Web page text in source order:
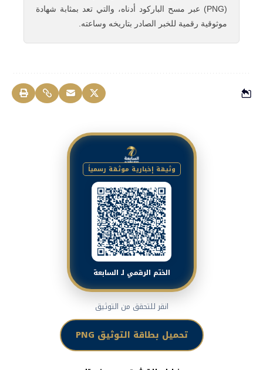
(PNG) عبر مسح الباركود أدناه، والتي تعد بمثابة شهادة
موثوقية رقمية للخبر الصادر بتاريخه وساعته.
وثيقة إخبارية موثقة رسمياً
الختم الرقمي لـ السابعة
انقر للتحقق من التوثيق
تحميل بطاقة التوثيق PNG